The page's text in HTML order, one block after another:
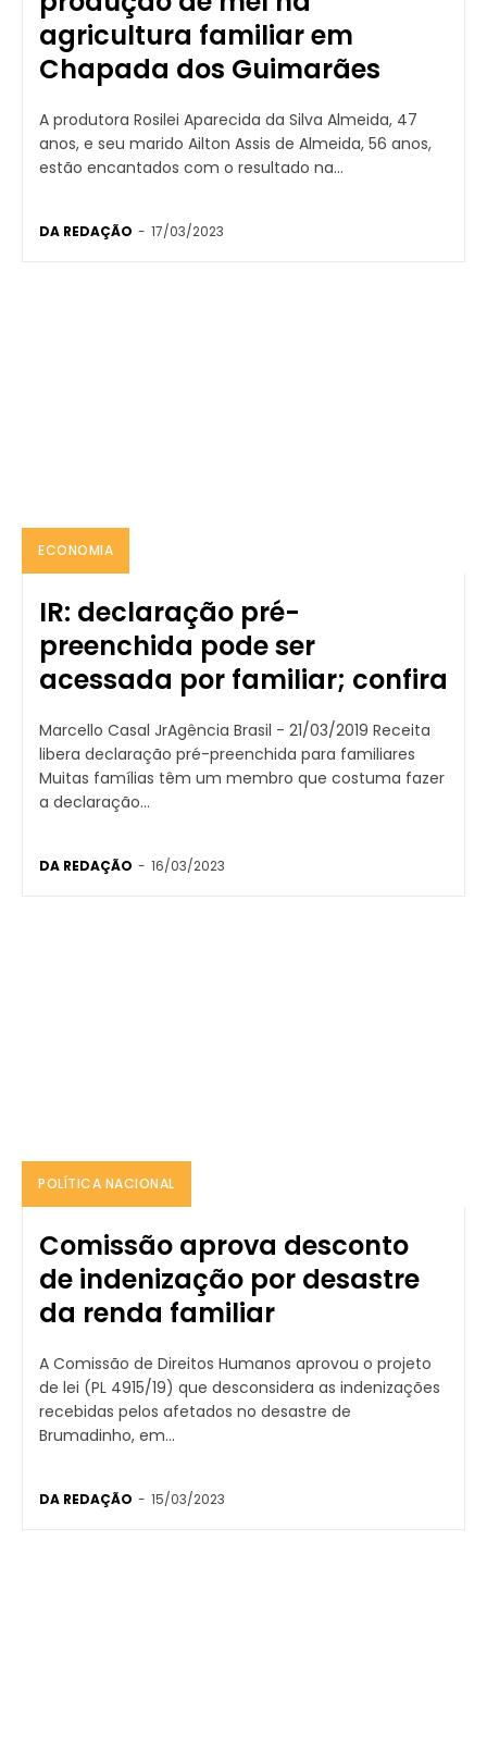
agricultura familiar em
Chapada dos Guimarães
A produtora Rosilei Aparecida da Silva Almeida, 47
anos, e seu marido Ailton Assis de Almeida, 56 anos,
estão encantados com o resultado na...
DA REDAÇÃO - 17/03/2023
ECONOMIA
IR: declaração pré-
preenchida pode ser
acessada por familiar; confira
Marcello Casal JrAgência Brasil - 21/03/2019 Receita
libera declaração pré-preenchida para familiares
Muitas famílias têm um membro que costuma fazer
a declaração...
DA REDAÇÃO - 16/03/2023
POLÍTICA NACIONAL
Comissão aprova desconto
de indenização por desastre
da renda familiar
A Comissão de Direitos Humanos aprovou o projeto
de lei (PL 4915/19) que desconsidera as indenizações
recebidas pelos afetados no desastre de
Brumadinho, em...
DA REDAÇÃO - 15/03/2023